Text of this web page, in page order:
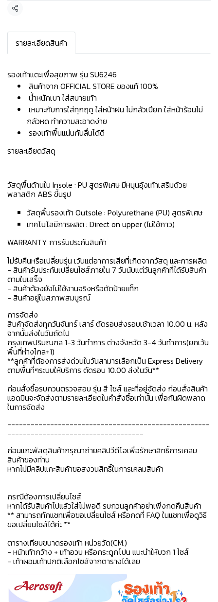
แชร์
รายละเอียดสินค้า
รองเท้าแตะเพื่อสุขภาพ รุ่น SU6246
สินค้าจาก OFFICIAL STORE ของแท้ 100%
น้ำหนักเบา ใส่สบายเท้า
เหมาะกับการใส่ทุกฤดู ใส่หน้าฝน ไม่กลัวเปียก ใส่หน้าร้อนไม่
กลัวหด ทำความสะอาดง่าย
รองเท้าพื้นแน่นกันลื่นได้ดี
รายละเอียดวัสดุ
วัสดุพื้นด้านใน Insole : PU สูตรพิเศษ มีหนุนอุ้งเท้าเสริมด้วย
พลาสติก ABS ขึ้นรูป
วัสดุพื้นรองเท้า Outsole : Polyurethane (PU) สูตรพิเศษ
เทคโนโลยีการผลิต : Direct on upper (ไม่ใช้กาว)
WARRANTY การรับประกันสินค้า
ไม่รับคืนหรือเปลี่ยนรุ่น เว้นแต่อาการเสียที่เกิดจากวัสดุ และการผลิต
- สินค้ารับประกันเปลี่ยนไซส์ภายใน 7 วันนับแต่วันลูกค้าที่ได้รับสินค้า
ตามใบเสร็จ
- สินค้าต้องยังไม่ใช้งานจริงหรือตัดป้ายแท็ก
- สินค้าอยู่ในสภาพสมบูรณ์
การจัดส่ง
สินค้าจัดส่งทุกวันจันทร์ เสาร์ ตัดรอบส่งรอบเช้าเวลา 10.00 น. หลัง
จากนั้นส่งในวันถัดไป
กรุงเทพปริมณฑล 1-3 วันทำการ ต่างจังหวัด 3-4 วันทำการ(ยกเว้น
พื้นที่ห่างไกล+1)
**ลูกค้าที่ต้องการส่งด่วนในวันสามารเลือกเป็น Express Delivery
ตามพื้นที่ๆระบบให้บริการ ตัดรอบ 10.00 ส่งในวัน**
ก่อนสั่งซื้อรบกวนตรวจสอบ รุ่น สี ไซส์ และที่อยู่จัดส่ง ก่อนสั่งสินค้า
แอดมินจะจัดส่งตามรายละเอียดในคำสั่งซื้อเท่านั้น เพื่อกันผิดพลาด
ในการจัดส่ง
----------------------------------------------------
-----------------------------------
ก่อนแกะพัสดุสินค้ากรุณาถ่ายคลิปวีดีโอเพื่อรักษาสิทธิ์การเคลม
สินค้าของท่าน
หากไม่มีคลิปแกะสินค้าขอสงวนสิทธิ์ในการเคลมสินค้า
กรณีต้องการเปลี่ยนไซส์
หากได้รับสินค้าไปแล้วใส่ไม่พอดี รบกวนลูกค้าอย่าเพิ่งกดคืนสืนค้า
** สามารถทักแชทเพื่อขอเปลี่ยนไซส์ หรือกดที่ FAQ ในแชทเพื่อดูวิธี
ขอเปลี่ยนไซส์ได้ค่ะ **
ตารางเทียบขนาดรองเท้า หน่วยวัด(CM.)
- หน้าเท้ากว้าง + เท้าอวบ หรือกระดูกโปน แนะนำให้บวก 1 ไซส์
- เท้าผอมเท้าปกติเลือกไซส์จากตารางได้เลย